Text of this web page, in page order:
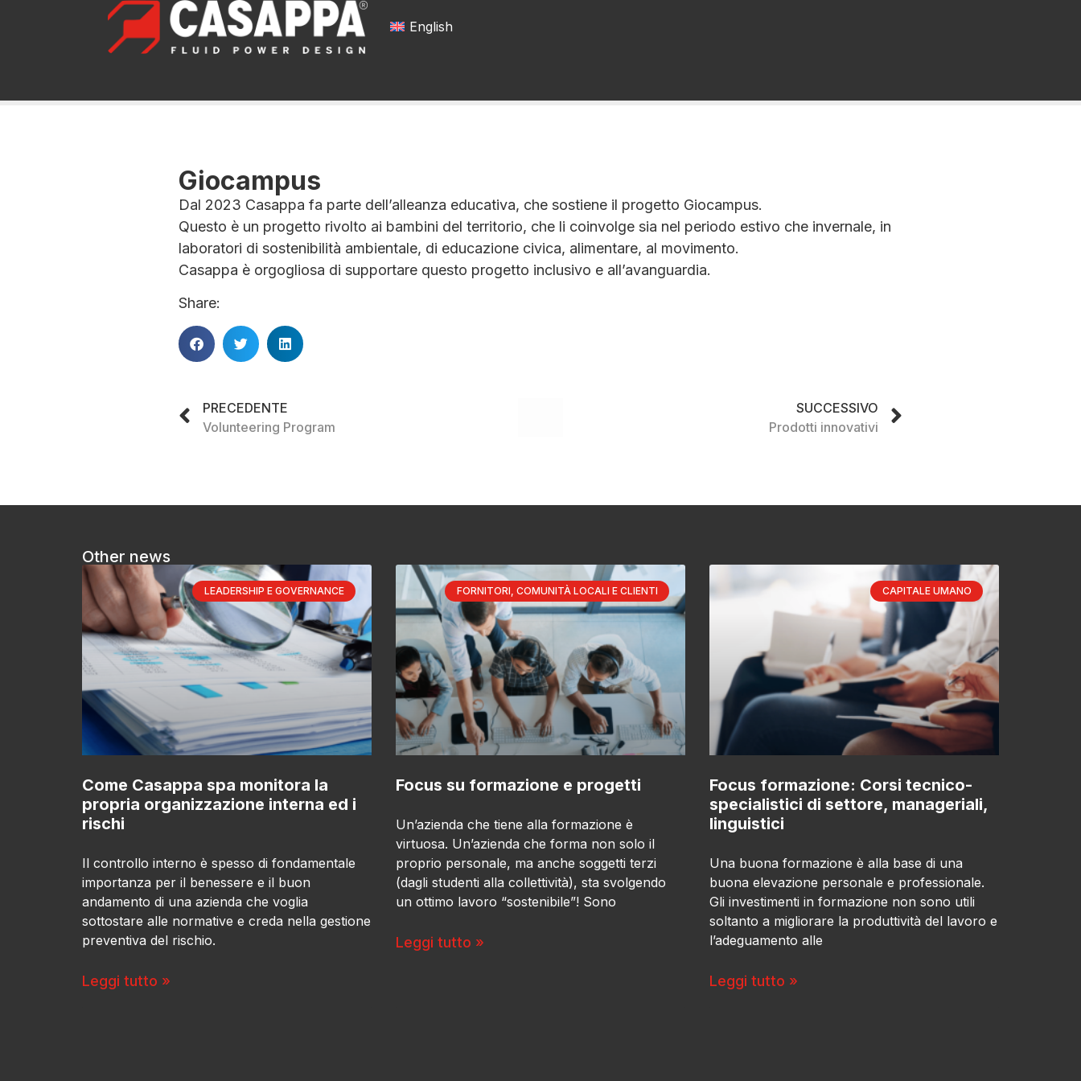
English
Giocampus
Dal 2023 Casappa fa parte dell’alleanza educativa, che sostiene il progetto Giocampus.
Questo è un progetto rivolto ai bambini del territorio, che li coinvolge sia nel periodo estivo che invernale, in
laboratori di sostenibilità ambientale, di educazione civica, alimentare, al movimento.
Casappa è orgogliosa di supportare questo progetto inclusivo e all’avanguardia.
Share:
PRECEDENTE
Volunteering Program
SUCCESSIVO
Prodotti innovativi
Other news
LEADERSHIP E GOVERNANCE
Come Casappa spa monitora la
propria organizzazione interna ed i
rischi
Il controllo interno è spesso di fondamentale
importanza per il benessere e il buon
andamento di una azienda che voglia
sottostare alle normative e creda nella gestione
preventiva del rischio.
Leggi tutto »
FORNITORI, COMUNITÀ LOCALI E CLIENTI
Focus su formazione e progetti
Un’azienda che tiene alla formazione è
virtuosa. Un’azienda che forma non solo il
proprio personale, ma anche soggetti terzi
(dagli studenti alla collettività), sta svolgendo
un ottimo lavoro “sostenibile”! Sono
Leggi tutto »
CAPITALE UMANO
Focus formazione: Corsi tecnico-
specialistici di settore, manageriali,
linguistici
Una buona formazione è alla base di una
buona elevazione personale e professionale.
Gli investimenti in formazione non sono utili
soltanto a migliorare la produttività del lavoro e
l’adeguamento alle
Leggi tutto »